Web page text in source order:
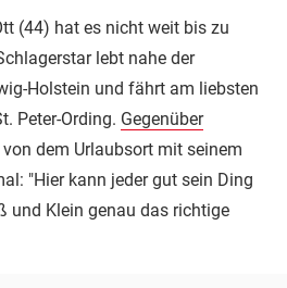
(44) hat es nicht weit bis zu
lebt nahe der
Holstein und fährt am liebsten
Peter-Ording. Gegenüber
dem Urlaubsort mit seinem
"Hier kann jeder gut sein Ding
und Klein genau das richtige